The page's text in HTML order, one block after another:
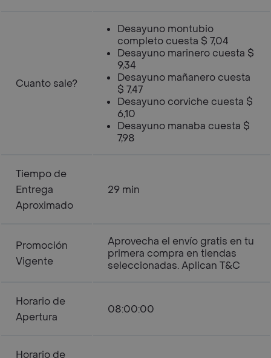
Cuanto sale?
Desayuno montubio
completo cuesta $ 7,04
Desayuno marinero cuesta $
9,34
Desayuno mañanero cuesta
$ 7,47
Desayuno corviche cuesta $
6,10
Desayuno manaba cuesta $
7,98
Tiempo de
Entrega
Aproximado
29 min
Promoción
Vigente
Aprovecha el envío gratis en tu
primera compra en tiendas
seleccionadas. Aplican T&C
Horario de
Apertura
08:00:00
Horario de